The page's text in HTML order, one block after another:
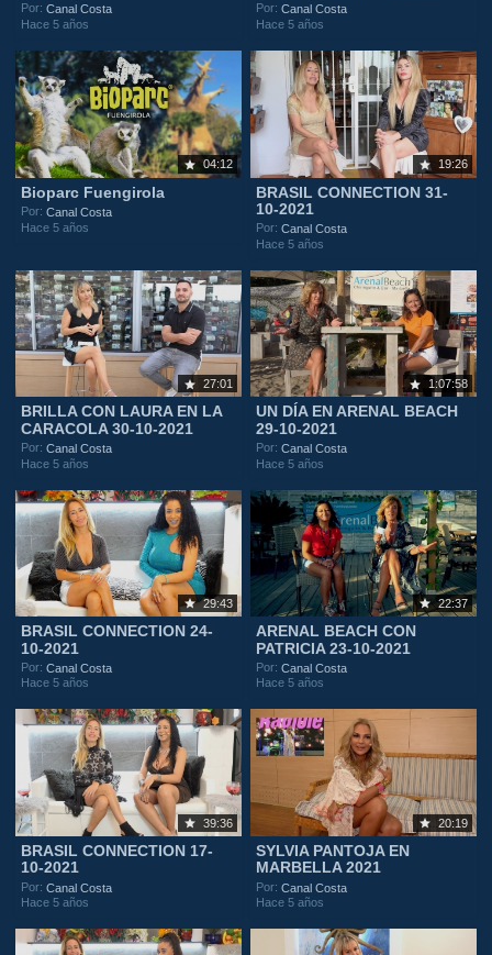
Por:Canal Costa
Hace 5 años
Por:Canal Costa
Hace 5 años
04:12
Bioparc Fuengirola
Por:Canal Costa
Hace 5 años
19:26
BRASIL CONNECTION 31-
10-2021
Por:Canal Costa
Hace 5 años
27:01
BRILLA CON LAURA EN LA
CARACOLA 30-10-2021
Por:Canal Costa
Hace 5 años
1:07:58
UN DÍA EN ARENAL BEACH
29-10-2021
Por:Canal Costa
Hace 5 años
29:43
BRASIL CONNECTION 24-
10-2021
Por:Canal Costa
Hace 5 años
22:37
ARENAL BEACH CON
PATRICIA 23-10-2021
Por:Canal Costa
Hace 5 años
39:36
BRASIL CONNECTION 17-
10-2021
Por:Canal Costa
Hace 5 años
20:19
SYLVIA PANTOJA EN
MARBELLA 2021
Por:Canal Costa
Hace 5 años